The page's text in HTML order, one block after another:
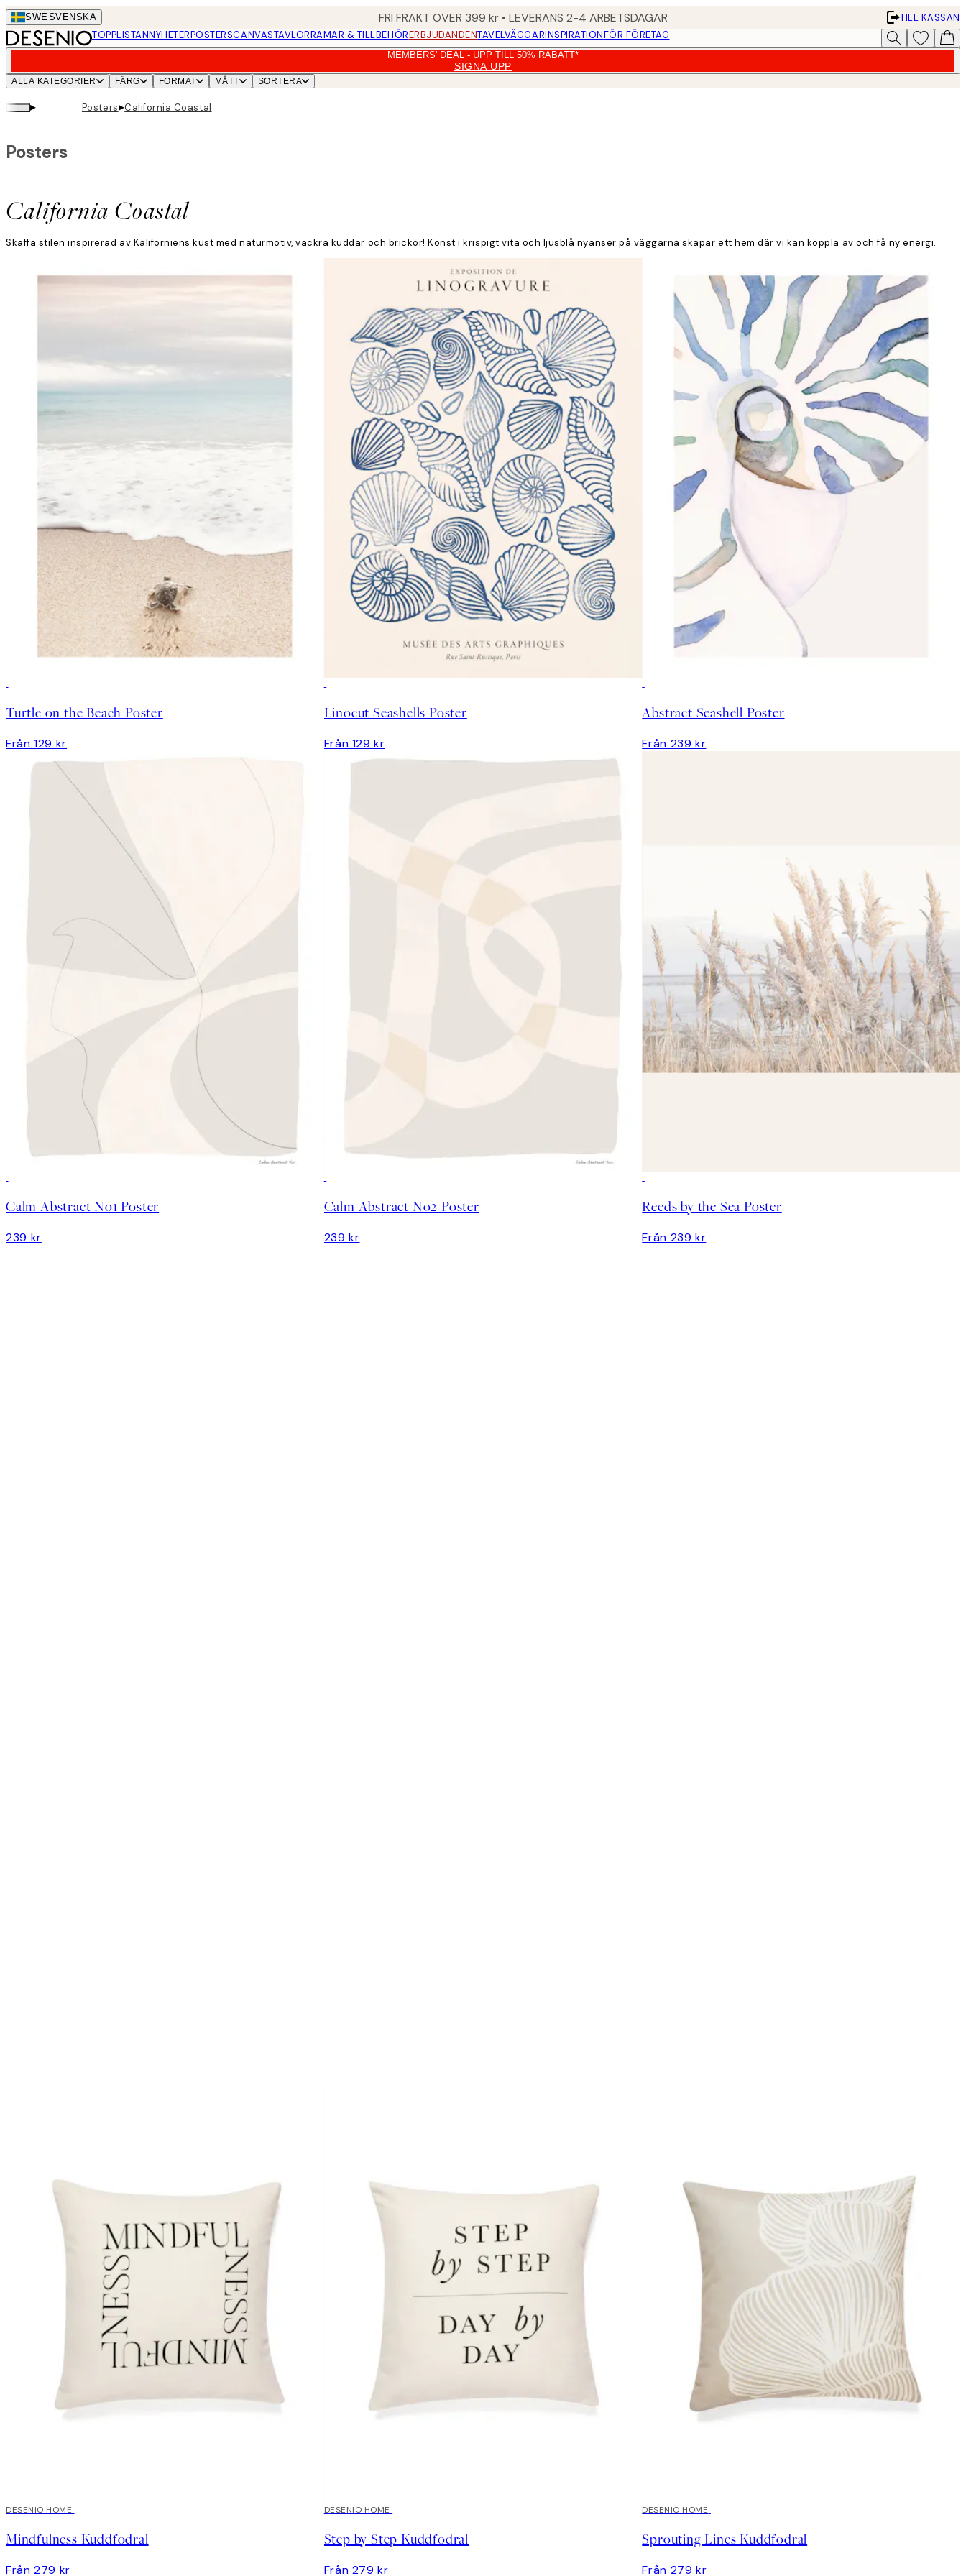
Skip
to
main
SWESVENSKA FRI FRAKT ÖVER 399 kr • LEVERANS 2-4 ARBETSDAGAR
TILL KASSAN
TOPPLISTANNYHETERPOSTERSCANVASTAVLORRAMAR & TILLBEHÖRERBJUDANDENTAVELVÄGGARINSPIRATIONFÖR FÖRETAG
MEMBERS' DEAL - UPP TILL 50% RABATT*
SIGNA UPP
ALLA KATEGORIER FÄRG FORMAT MÅTT SORTERA
▸ Posters▸California Coastal
California Coastal
Posters
Skaffa stilen inspirerad av Kaliforniens kust med naturmotiv, vackra kuddar och brickor! Konst i krispigt vita och ljusblå nyanser på väggarna skapar ett hem där vi kan koppla av och få ny energi.
Turtle on the Beach Poster
Från 129 kr
Linocut Seashells Poster
Från 129 kr
Abstract Seashell Poster
Från 239 kr
Calm Abstract No1 Poster
239 kr
Calm Abstract No2 Poster
239 kr
Reeds by the Sea Poster
Från 239 kr
DESENIO HOME
Mindfulness Kuddfodral
Från 279 kr
DESENIO HOME
Step by Step Kuddfodral
Från 279 kr
DESENIO HOME
Sprouting Lines Kuddfodral
Från 279 kr